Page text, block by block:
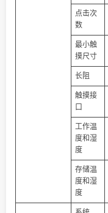
点击次
数
最小触
摸尺寸
长阻
触摸接
口
工作温
度和湿
度
存储温
度和湿
度